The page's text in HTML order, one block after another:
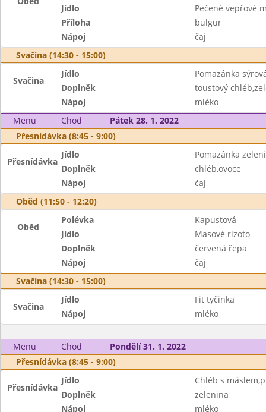
Jídlo
Pečené vepřové
Příloha
bulgur
Nápoj
čaj
Svačina (14:30 - 15:00)
Svačina
Jídlo
Pomazánka
Doplněk
toustový
Nápoj
mléko
Menu
Chod
Pátek 28. 1. 2022
Přesnídávka (8:45 - 9:00)
Přesnídávka
Jídlo
Pomazánka
Doplněk
chléb,ovoce
Nápoj
čaj
Oběd (11:50 - 12:20)
Oběd
Polévka
Kapustová
Jídlo
Masové rizoto
Doplněk
červená řepa
Nápoj
čaj
Svačina (14:30 - 15:00)
Svačina
Jídlo
Fit tyčinka
Nápoj
mléko
Menu Chod
Pondělí 31. 1. 2022
Přesnídávka (8:45 - 9:00)
Přesnídávka
Jídlo
Chléb s
Doplněk
zelenina
Nápoj
mléko